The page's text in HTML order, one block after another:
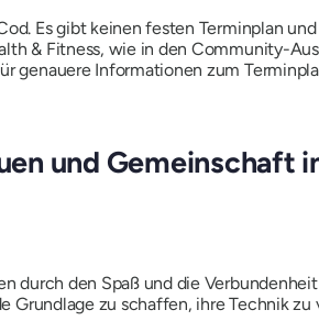
Es gibt keinen festen Terminplan
& Fitness, wie in den Community-
genauere Informationen zum
und Gemeinschaft
durch den Spaß und die
Grundlage zu schaffen, ihre Technik